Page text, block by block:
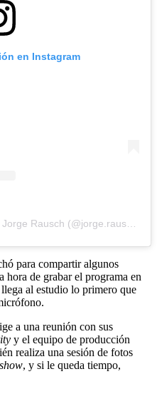
en Instagram
para compartir algunos
hora de grabar el programa en
al estudio lo primero que
a una reunión con sus
y el equipo de producción
realiza una sesión de fotos
show, y si le queda tiempo,